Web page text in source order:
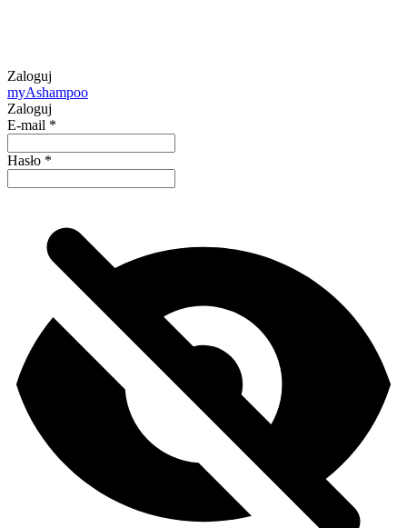
Zaloguj
myAshampoo
Zaloguj
E-mail *
Hasło *